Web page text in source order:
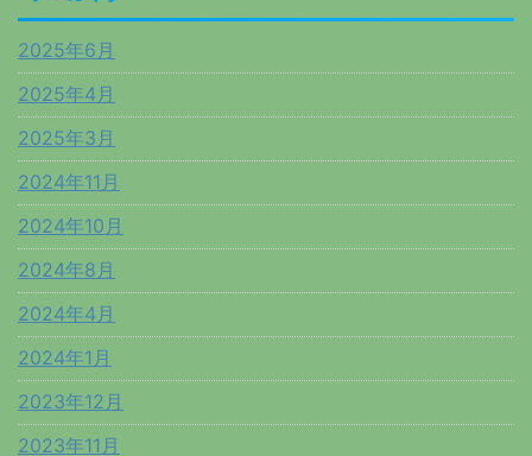
2025年6月
2025年4月
2025年3月
2024年11月
2024年10月
2024年8月
2024年4月
2024年1月
2023年12月
2023年11月